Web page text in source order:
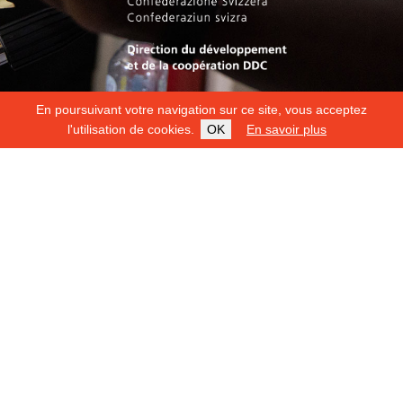
En poursuivant votre navigation sur ce site, vous acceptez
l'utilisation de cookies.
OK En savoir plus